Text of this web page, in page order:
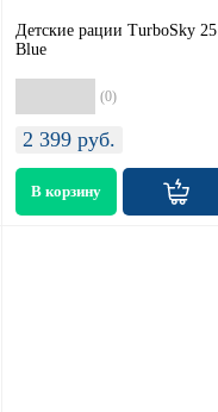
Детские рации TurboSky 25
Blue
(0)
2 399 руб.